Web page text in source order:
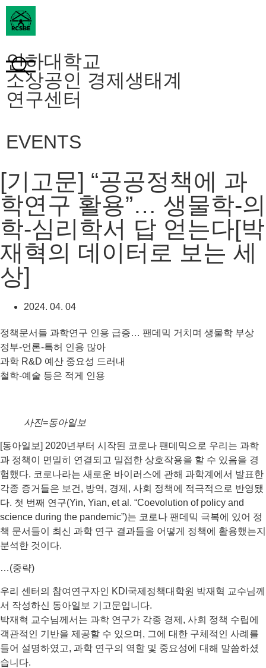
인하대학교
소상공인 경제생태계
연구센터
EVENTS
[기고문] “공공정책에 과
학연구 활용”… 생물학-의
학-심리학서 답 얻는다[박
재혁의 데이터로 보는 세
상]
2024. 04. 04
정책문서들 과학연구 인용 급증… 팬데믹 거치며 생물학 부상
정부-언론-특허 인용 많아
과학 R&D 예산 중요성 드러내
철학-예술 등은 적게 인용
사진=동아일보
[동아일보] 2020년부터 시작된 코로나 팬데믹으로 우리는 과학
과 정책이 면밀히 연결되고 밀접한 상호작용을 할 수 있음을 경
험했다. 코로나라는 새로운 바이러스에 관해 과학계에서 발표한
각종 증거들은 보건, 방역, 경제, 사회 정책에 적극적으로 반영됐
다. 첫 번째 연구(Yin, Yian, et al. “Coevolution of policy and
science during the pandemic”)는 코로나 팬데믹 극복에 있어 정
책 문서들이 최신 과학 연구 결과들을 어떻게 정책에 활용했는지
분석한 것이다.
…(중략)
우리 센터의 참여연구자인 KDI국제정책대학원 박재혁 교수님께
서 작성하신 동아일보 기고문입니다.
박재혁 교수님께서는 과학 연구가 각종 경제, 사회 정책 수립에
객관적인 기반을 제공할 수 있으며, 그에 대한 구체적인 사례를
들어 설명하였고, 과학 연구의 역할 및 중요성에 대해 말씀하셨
습니다.